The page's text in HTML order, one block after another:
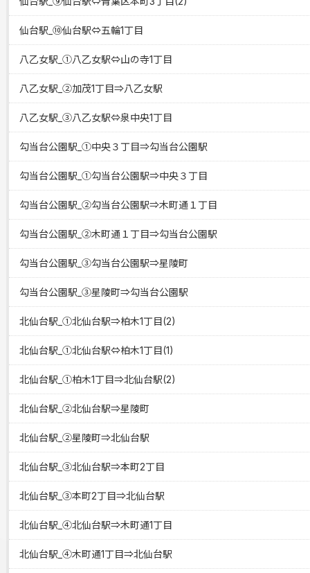
仙台駅_⑩仙台駅⇔五輪1丁目
八乙女駅_①八乙女駅⇔山の寺1丁目
八乙女駅_②加茂1丁目⇒八乙女駅
八乙女駅_③八乙女駅⇔泉中央1丁目
勾当台公園駅_①中央３丁目⇒勾当台公園駅
勾当台公園駅_①勾当台公園駅⇒中央３丁目
勾当台公園駅_②勾当台公園駅⇒木町通１丁目
勾当台公園駅_②木町通１丁目⇒勾当台公園駅
勾当台公園駅_③勾当台公園駅⇒星陵町
勾当台公園駅_③星陵町⇒勾当台公園駅
北仙台駅_①北仙台駅⇒柏木1丁目(2)
北仙台駅_①北仙台駅⇔柏木1丁目(1)
北仙台駅_①柏木1丁目⇒北仙台駅(2)
北仙台駅_②北仙台駅⇒星陵町
北仙台駅_②星陵町⇒北仙台駅
北仙台駅_③北仙台駅⇒本町2丁目
北仙台駅_③本町2丁目⇒北仙台駅
北仙台駅_④北仙台駅⇒木町通1丁目
北仙台駅_④木町通1丁目⇒北仙台駅